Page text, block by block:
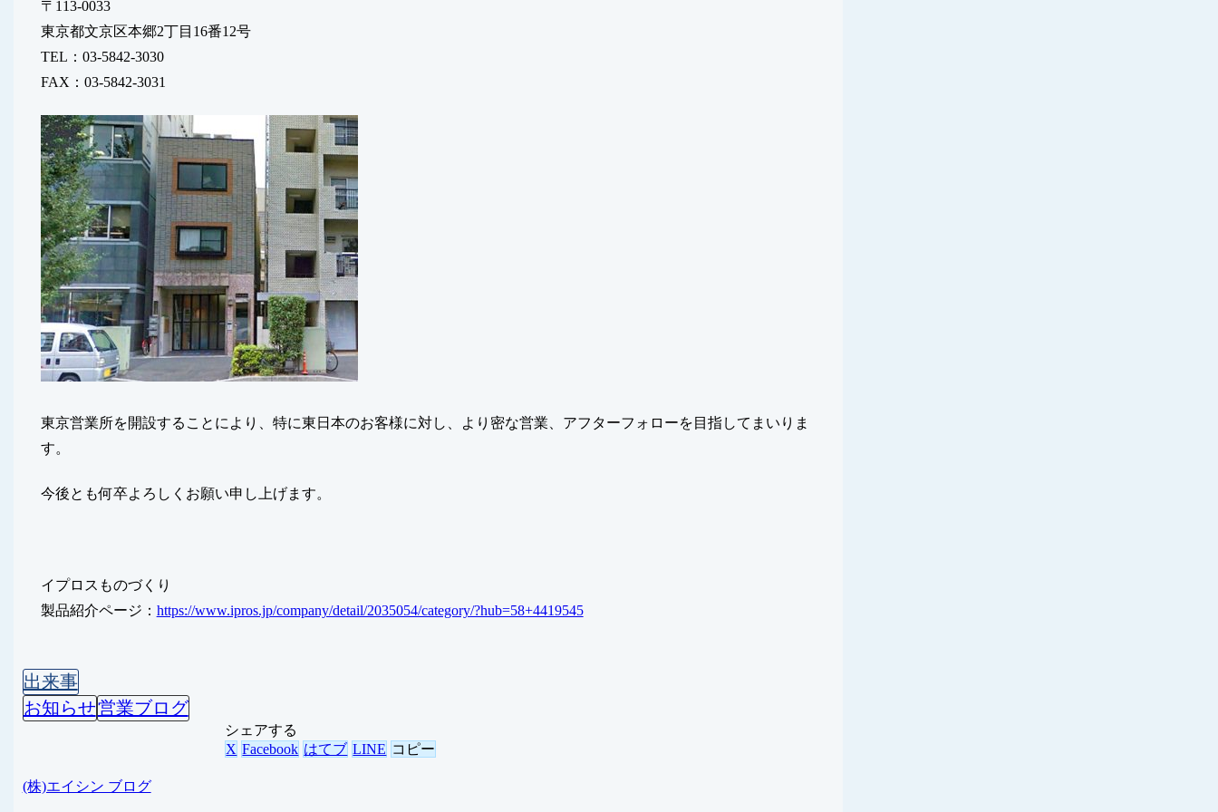
〒113-0033
東京都文京区本郷2丁目16番12号
TEL：03-5842-3030
FAX：03-5842-3031
東京営業所を開設することにより、特に東日本のお客様に対し、より密な営業、アフターフォローを目指してまいりま
す。
今後とも何卒よろしくお願い申し上げます。
イプロスものづくり
製品紹介ページ： https://www.ipros.jp/company/detail/2035054/category/?hub=58+4419545
出来事
お知らせ営業ブログ
シェアする
X Facebook はてブ LINE コピー
(株)エイシン ブログ